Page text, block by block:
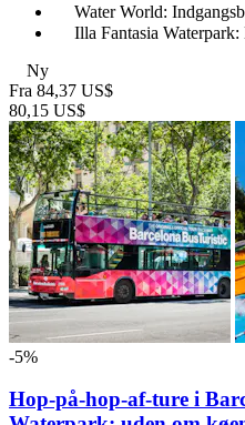
Water World:
Illa Fantasia
Ny
Fra 84,37 US$
80,15 US$
-5%
Hop-på-hop-af-ture i